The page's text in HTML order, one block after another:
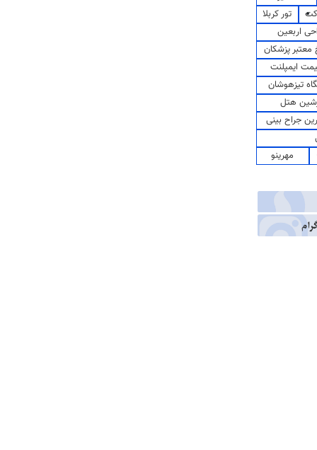
تور کربلا
اربعین
پزشکان
ایمپلنت
تیزهوشان
هتل
جراح بینی
مهرینو